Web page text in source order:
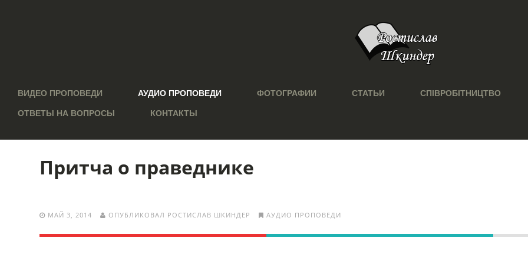
ВИДЕО ПРОПОВЕДИ АУДИО ПРОПОВЕДИ ФОТОГРАФИИ СТАТЬИ СПІВРОБІТНИЦТВО
ОТВЕТЫ НА ВОПРОСЫ КОНТАКТЫ
Притча о праведнике
МАЙ 3, 2014 ОПУБЛИКОВАЛ РОСТИСЛАВ ШКИНДЕР АУДИО ПРОПОВЕДИ